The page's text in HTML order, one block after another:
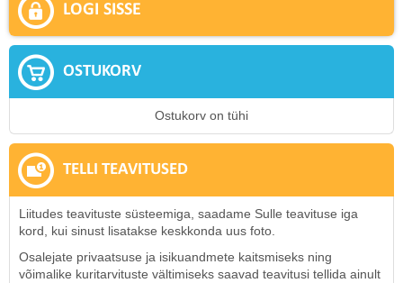
LOGI SISSE
OSTUKORV
Ostukorv on tühi
TELLI TEAVITUSED
Liitudes teavituste süsteemiga, saadame Sulle teavituse iga
kord, kui sinust lisatakse keskkonda uus foto.
Osalejate privaatsuse ja isikuandmete kaitsmiseks ning
võimalike kuritarvituste vältimiseks saavad teavitusi tellida ainult